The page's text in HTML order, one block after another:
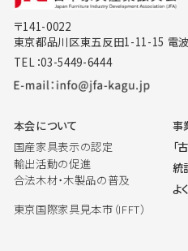
〒141-0022
東京都品川区東五反田1-11-15 電
TEL：03-5449-6444
本会について
国産家具表示の認定
輸出活動の促進
合法木材・木製品の普及
東京国際家具見本市（IFFT）
事
「
統
よ